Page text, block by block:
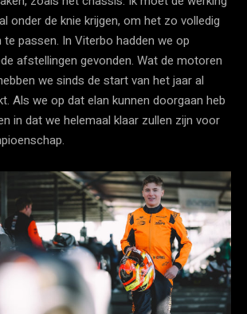
onder de knie krijgen, om het zo volledig
te passen. In Viterbo hadden we op
afstellingen gevonden. Wat de motoren
we sinds de start van het jaar al
Als we op dat elan kunnen doorgaan heb
in dat we helemaal klaar zullen zijn voor